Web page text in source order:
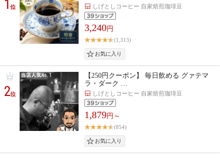
1位 しげとしコーヒー 自家焙煎珈琲豆
3,240円
(1,313)
2位
【250円クーポン】 毎日飲める グァテマ
ラ・ダーク …
しげとしコーヒー 自家焙煎珈琲豆
1,879円～
(854)